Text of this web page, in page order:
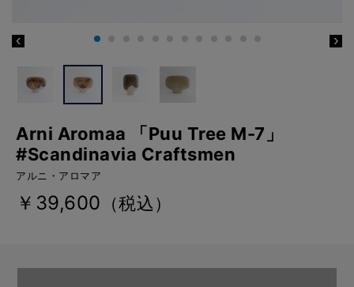
Arni Aromaa 「Puu Tree M-7」
#Scandinavia Craftsmen
アルニ・アロマア
￥39,600 （税込）